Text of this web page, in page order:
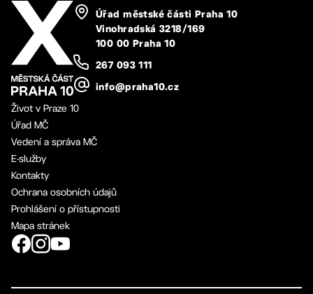
Úřad městské části Praha 10
Vinohradská 3218/169
100 00 Praha 10
267 093 111
info@praha10.cz
Život v Praze 10
Úřad MČ
Vedení a správa MČ
E-služby
Kontakty
Ochrana osobních údajů
Prohlášení o přístupnosti
Mapa stránek